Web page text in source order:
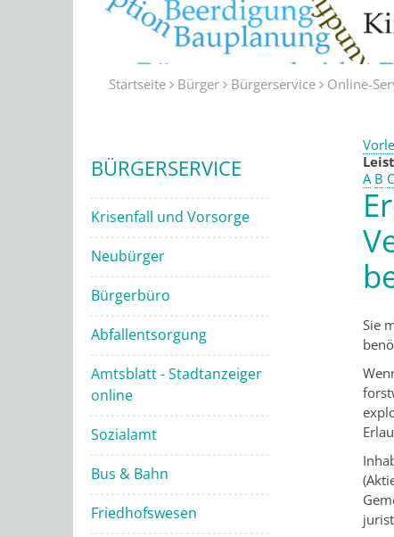
Startseite Bürger Bürgerservice Online-
BÜRGERSERVICE
Krisenfall und Vorsorge
Neubürger
Bürgerbüro
Abfallentsorgung
Amtsblatt - Stadtanzeiger
online
Sozialamt
Bus & Bahn
Friedhofswesen
A B C
Sie